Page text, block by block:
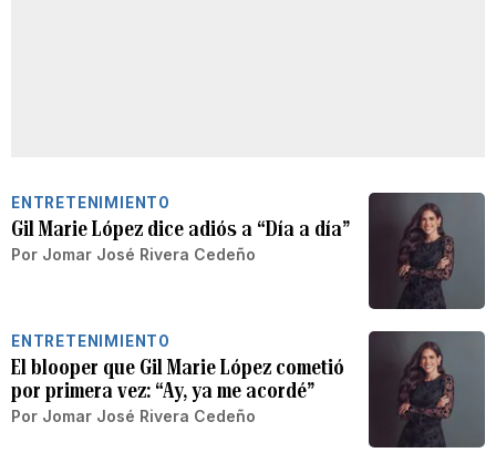
ENTRETENIMIENTO
Gil Marie López dice adiós a “Día a día”
Por Jomar José Rivera Cedeño
ENTRETENIMIENTO
El blooper que Gil Marie López cometió
por primera vez: “Ay, ya me acordé”
Por Jomar José Rivera Cedeño